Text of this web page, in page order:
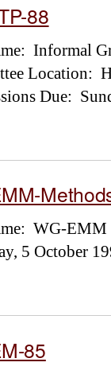
88
Informal
Location:
Due:
WG-EMM
5 October
85